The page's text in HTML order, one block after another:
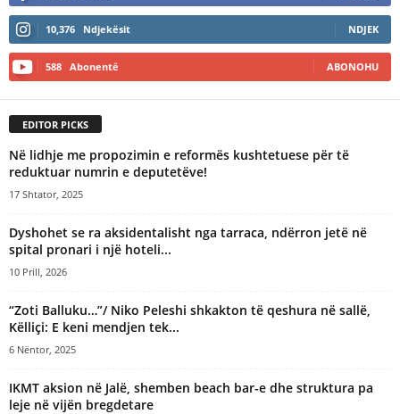
10,376 Ndjekësit NDJEK
588 Abonentë ABONOHU
EDITOR PICKS
Në lidhje me propozimin e reformës kushtetuese për të
reduktuar numrin e deputetëve!
17 Shtator, 2025
Dyshohet se ra aksidentalisht nga tarraca, ndërron jetë në
spital pronari i një hoteli...
10 Prill, 2026
“Zoti Balluku…”/ Niko Peleshi shkakton të qeshura në sallë,
Këlliçi: E keni mendjen tek...
6 Nëntor, 2025
IKMT aksion në Jalë, shemben beach bar-e dhe struktura pa
leje në vijën bregdetare